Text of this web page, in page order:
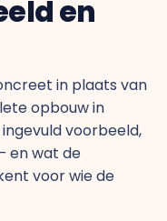
en
in plaats van
opbouw in
voorbeeld,
en wat de
voor wie de